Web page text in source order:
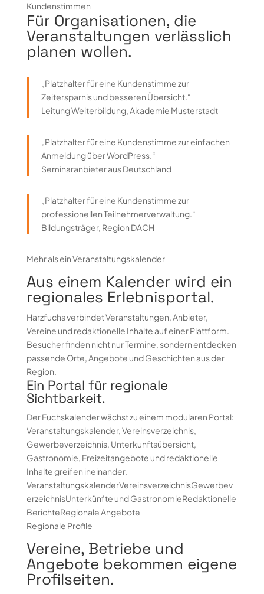
Kundenstimmen
Für Organisationen, die
Veranstaltungen verlässlich
planen wollen.
„Platzhalter für eine Kundenstimme zur
Zeitersparnis und besseren Übersicht.“
Leitung Weiterbildung, Akademie Musterstadt
„Platzhalter für eine Kundenstimme zur einfachen
Anmeldung über WordPress.“
Seminaranbieter aus Deutschland
„Platzhalter für eine Kundenstimme zur
professionellen Teilnehmerverwaltung.“
Bildungsträger, Region DACH
Mehr als ein Veranstaltungskalender
Aus einem Kalender wird ein
regionales Erlebnisportal.
Harzfuchs verbindet Veranstaltungen, Anbieter,
Vereine und redaktionelle Inhalte auf einer Plattform.
Besucher finden nicht nur Termine, sondern entdecken
passende Orte, Angebote und Geschichten aus der
Region.
Ein Portal für regionale
Sichtbarkeit.
Der Fuchskalender wächst zu einem modularen Portal:
Veranstaltungskalender, Vereinsverzeichnis,
Gewerbeverzeichnis, Unterkunftsübersicht,
Gastronomie, Freizeitangebote und redaktionelle
Inhalte greifen ineinander.
VeranstaltungskalenderVereinsverzeichnisGewerbev
erzeichnisUnterkünfte und GastronomieRedaktionelle
BerichteRegionale Angebote
Regionale Profile
Vereine, Betriebe und
Angebote bekommen eigene
Profilseiten.